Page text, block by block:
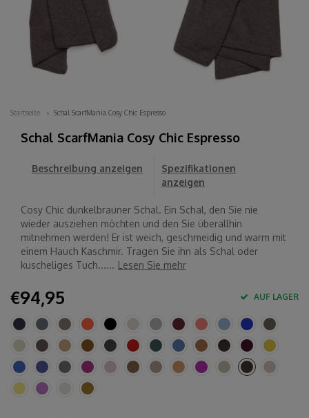
Startseite Schal ScarfMania Cosy Chic Espresso
Schal ScarfMania Cosy Chic Espresso
Beschreibung anzeigen
Spezifikationen
anzeigen
Cosy Chic dunkelbrauner Schal. Ein Schal, den Sie nie
wieder ausziehen möchten und den Sie überallhin
mitnehmen werden! Er ist weich, geschmeidig und warm mit
einem Hauch Kaschmir. Tragen Sie ihn als Schal oder
kuscheliges Tuch...... Lesen Sie mehr
€94,95 AUF LAGER